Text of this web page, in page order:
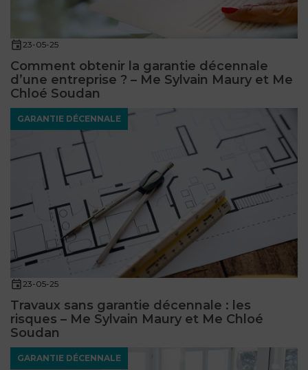
23-05-25
Comment obtenir la garantie décennale
d’une entreprise ? – Me Sylvain Maury et Me
Chloé Soudan
GARANTIE DÉCENNALE
23-05-25
Travaux sans garantie décennale : les
risques – Me Sylvain Maury et Me Chloé
Soudan
GARANTIE DÉCENNALE